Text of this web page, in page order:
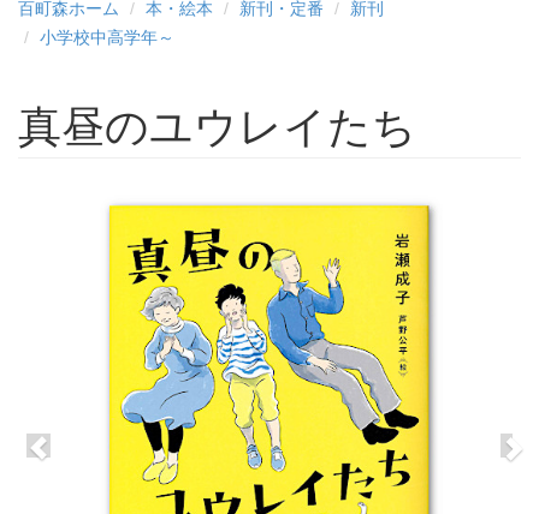
百町森ホーム 本・絵本 新刊・定番
新刊
小学校中高学年～
真昼のユウレイたち